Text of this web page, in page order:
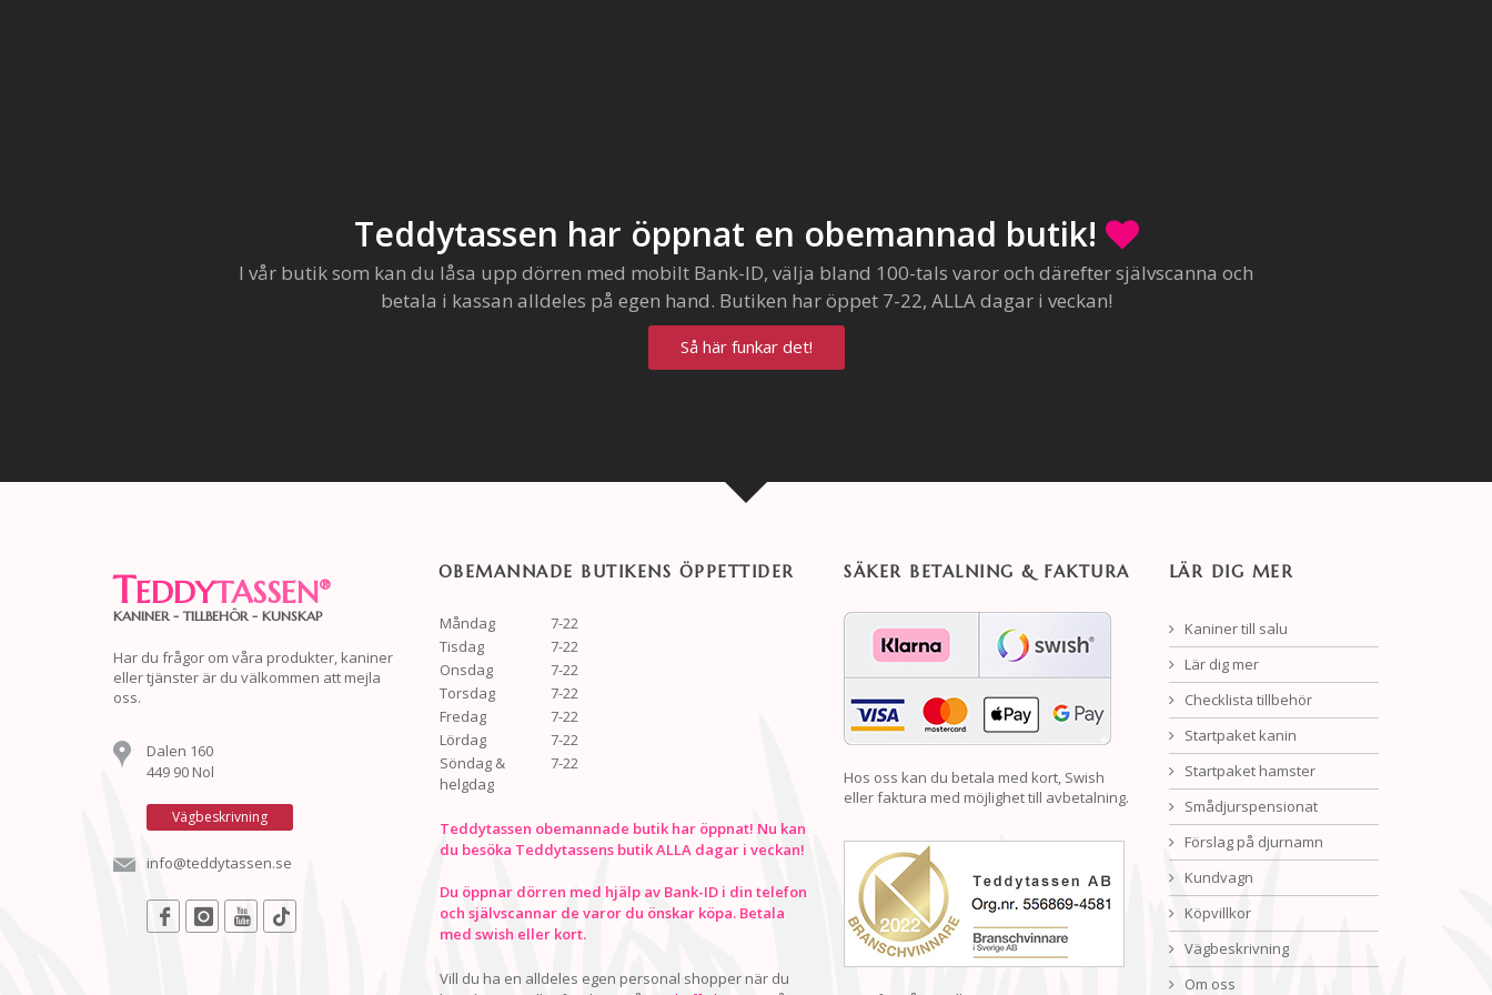
Teddytassen har öppnat en obemannad butik!
I vår butik som kan du låsa upp dörren med mobilt Bank-ID, välja bland 100-tals varor och därefter självscanna och
betala i kassan alldeles på egen hand. Butiken har öppet 7-22, ALLA dagar i veckan!
Så här funkar det!
TEDDYTASSEN®
KANINER - TILLBEHÖR - KUNSKAP
Har du frågor om våra produkter, kaniner
eller tjänster är du välkommen att mejla
oss.
Dalen 160
449 90 Nol
Vägbeskrivning
info@teddytassen.se
OBEMANNADE BUTIKENS ÖPPETTIDER
Måndag
7-22
Tisdag
7-22
Onsdag
7-22
Torsdag
7-22
Fredag
7-22
Lördag
7-22
Söndag &
helgdag
7-22
Teddytassen obemannade butik har öppnat! Nu kan
du besöka Teddytassens butik ALLA dagar i veckan!
Du öppnar dörren med hjälp av Bank-ID i din telefon
och självscannar de varor du önskar köpa. Betala
med swish eller kort.
Vill du ha en alldeles egen personal shopper när du
SÄKER BETALNING & FAKTURA
Hos oss kan du betala med kort, Swish
eller faktura med möjlighet till avbetalning.
LÄR DIG MER
Kaniner till salu
Lär dig mer
Checklista tillbehör
Startpaket kanin
Startpaket hamster
Smådjurspensionat
Förslag på djurnamn
Kundvagn
Köpvillkor
Vägbeskrivning
Om oss